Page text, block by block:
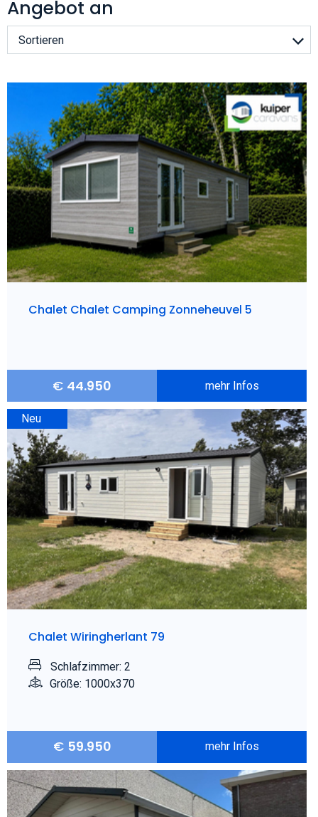
Angebot an
Sortieren
Chalet Chalet Camping Zonneheuvel 5
€ 44.950 mehr Infos
Neu
Chalet Wiringherlant 79
Schlafzimmer: 2
Größe: 1000x370
€ 59.950 mehr Infos